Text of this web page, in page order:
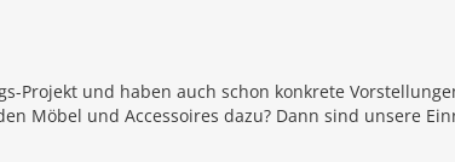
und haben auch schon konkrete
Möbel und Accessoires dazu? Dann sind unsere